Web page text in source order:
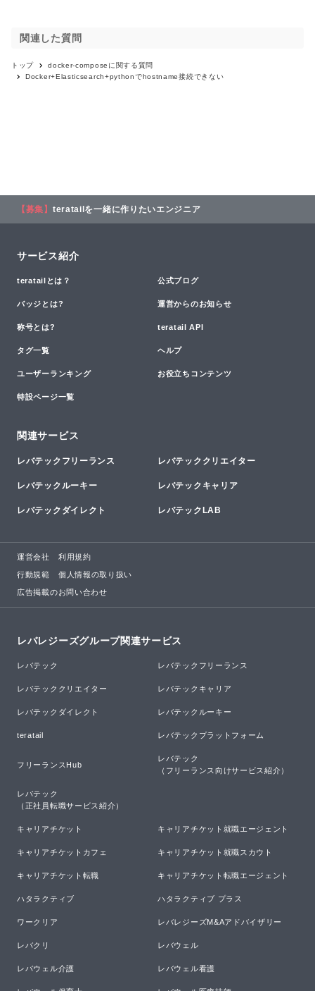
関連した質問
トップ docker-compose に関する質問
Docker+Elasticsearch+pythonでhostname接続できない
【募集】 teratailを一緒に作りたいエンジニア
サービス紹介
teratailとは？ 公式ブログ
バッジとは? 運営からのお知らせ
称号とは? teratail API
タグ一覧 ヘルプ
ユーザーランキング お役立ちコンテンツ
特設ページ一覧
関連サービス
レバテックフリーランス レバテッククリエイター
レバテックルーキー レバテックキャリア
レバテックダイレクト レバテックLAB
運営会社 利用規約
行動規範 個人情報の取り扱い
広告掲載のお問い合わせ
レバレジーズグループ関連サービス
レバテック レバテックフリーランス
レバテッククリエイター レバテックキャリア
レバテックダイレクト レバテックルーキー
teratail レバテックプラットフォーム
フリーランスHub
レバテック
（フリーランス向けサービス紹介）
レバテック
（正社員転職サービス紹介）
キャリアチケット キャリアチケット就職エージェント
キャリアチケットカフェ キャリアチケット就職スカウト
キャリアチケット転職 キャリアチケット転職エージェント
ハタラクティブ ハタラクティブ プラス
ワークリア レバレジーズM&Aアドバイザリー
レバクリ レバウェル
レバウェル介護 レバウェル看護